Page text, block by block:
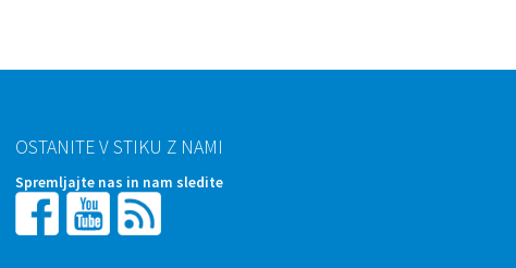
OSTANITE V STIKU Z NAMI
Spremljajte nas in nam sledite